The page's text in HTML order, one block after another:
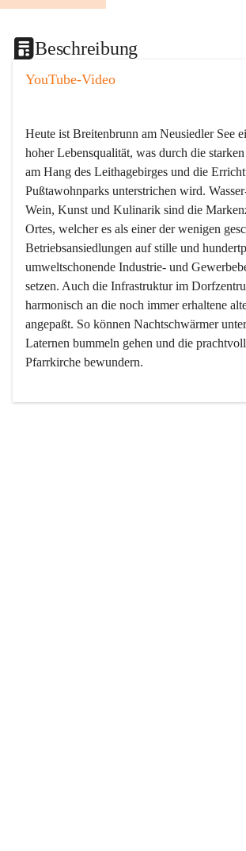
Beschreibung
YouTube-Video
Heute ist Breitenbrunn am Neusiedler See
hoher Lebensqualität, was durch die
am Hang des Leithagebirges und die
Pußtawohnparks unterstrichen wird.
Wein, Kunst und Kulinarik sind die
Ortes, welcher es als einer der wenigen
Betriebsansiedlungen auf stille und
umweltschonende Industrie- und
setzen. Auch die Infrastruktur im
harmonisch an die noch immer erhaltene
angepaßt. So können Nachtschwärmer
Laternen bummeln gehen und die
Pfarrkirche bewundern.
Der Weinbau dominert heute nicht mehr,